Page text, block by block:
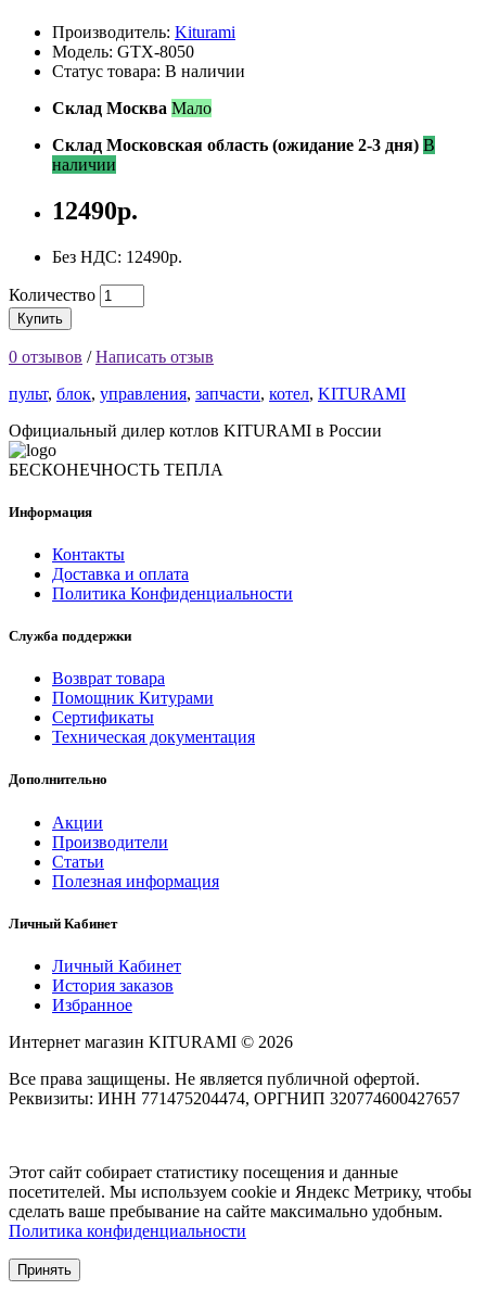
Производитель: Kiturami
Модель: GTX-8050
Статус товара: В наличии
Склад Москва Мало
Склад Московская область (ожидание 2-3 дня) В
наличии
12490р.
Без НДС: 12490р.
Количество
Купить
0 отзывов /Написать отзыв
пульт, блок, управления, запчасти, котел, KITURAMI
Официальный дилер котлов KITURAMI в России
БЕСКОНЕЧНОСТЬ ТЕПЛА
Информация
Контакты
Доставка и оплата
Политика Конфиденциальности
Служба поддержки
Возврат товара
Помощник Китурами
Сертификаты
Техническая документация
Дополнительно
Акции
Производители
Статьи
Полезная информация
Личный Кабинет
Личный Кабинет
История заказов
Избранное
Интернет магазин KITURAMI © 2026
Все права защищены. Не является публичной офертой.
Реквизиты: ИНН 771475204474, ОРГНИП 320774600427657
Этот сайт собирает статистику посещения и данные
посетителей. Мы используем cookie и Яндекс Метрику, чтобы
сделать ваше пребывание на сайте максимально удобным.
Политика конфиденциальности
Принять